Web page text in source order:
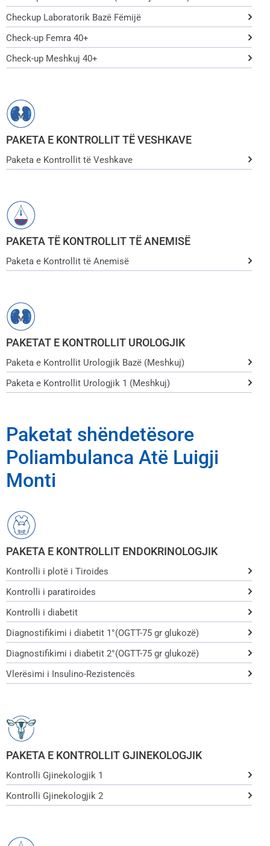
Checkup Laboratorik Bazë Fëmijë
Check-up Femra 40+
Check-up Meshkuj 40+
PAKETA E KONTROLLIT TË VESHKAVE
Paketa e Kontrollit të Veshkave
PAKETA TË KONTROLLIT TË ANEMISË
Paketa e Kontrollit të Anemisë
PAKETAT E KONTROLLIT UROLOGJIK
Paketa e Kontrollit Urologjik Bazë (Meshkuj)
Paketa e Kontrollit Urologjik 1 (Meshkuj)
Paketat shëndetësore
Poliambulanca Atë Luigji
Monti
PAKETA E KONTROLLIT ENDOKRINOLOGJIK
Kontrolli i plotë i Tiroides
Kontrolli i paratiroides
Kontrolli i diabetit
Diagnostifikimi i diabetit 1°(OGTT-75 gr glukozë)
Diagnostifikimi i diabetit 2°(OGTT-75 gr glukozë)
Vlerësimi i Insulino-Rezistencës
PAKETA E KONTROLLIT GJINEKOLOGJIK
Kontrolli Gjinekologjik 1
Kontrolli Gjinekologjik 2